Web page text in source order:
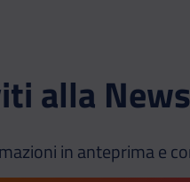
alla
in anteprima e